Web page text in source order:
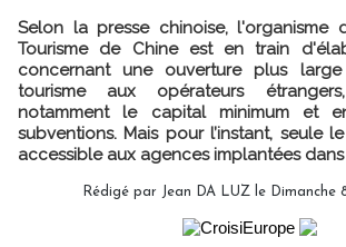
Selon la presse chinoise, l'organisme
Tourisme de Chine est en train
concernant une ouverture plus
tourisme aux opérateurs
notamment le capital minimum et
subventions. Mais pour l’instant, seule
accessible aux agences implantées
Rédigé par Jean DA LUZ le Dimanche